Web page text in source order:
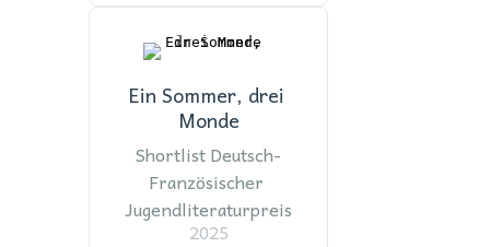
Ein Sommer, drei
Monde
Shortlist Deutsch-
Französischer
Jugendliteraturpreis
2025